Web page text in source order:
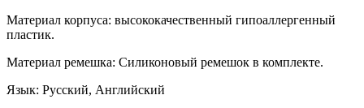
Материал корпуса: высококачественный гипоаллергенный
пластик.
Материал ремешка: Силиконовый ремешок в комплекте.
Язык: Русский, Английский